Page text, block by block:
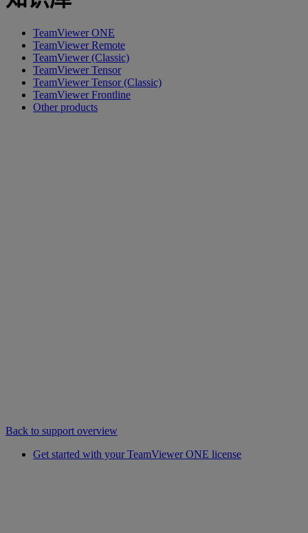
TeamViewer ONE
TeamViewer Remote
TeamViewer (Classic)
TeamViewer Tensor
TeamViewer Tensor (Classic)
TeamViewer Frontline
Other products
Back to support overview
Get started with your TeamViewer ONE license